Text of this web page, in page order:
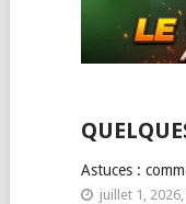
Astuces :
juillet 1,